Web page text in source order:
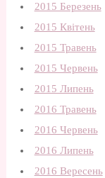
2015 Березень
2015 Квітень
2015 Травень
2015 Червень
2015 Липень
2016 Травень
2016 Червень
2016 Липень
2016 Вересень